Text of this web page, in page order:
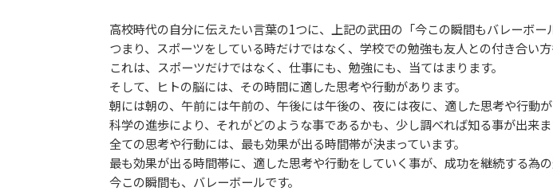
高校時代の自分に伝えたい言葉の1つに、上記の武田の「今この瞬間もバレーボー
つまり、スポーツをしている時だけではなく、学校での勉強も友人との付き合い
これは、スポーツだけではなく、仕事にも、勉強にも、当てはまります。
そして、ヒトの脳には、その時間に適した思考や行動があります。
朝には朝の、午前には午前の、午後には午後の、夜には夜に、適した思考や行動が
科学の進歩により、それがどのような事であるかも、少し調べれば知る事が出来ま
全ての思考や行動には、最も効果が出る時間帯が決まっています。
最も効果が出る時間帯に、適した思考や行動をしていく事が、成功を継続する為の
今この瞬間も、バレーボールです。